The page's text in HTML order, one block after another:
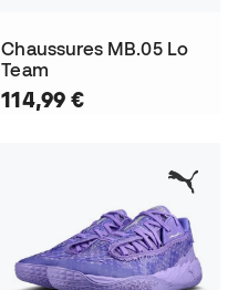
Chaussures MB.05 Lo
Team
114,99 €